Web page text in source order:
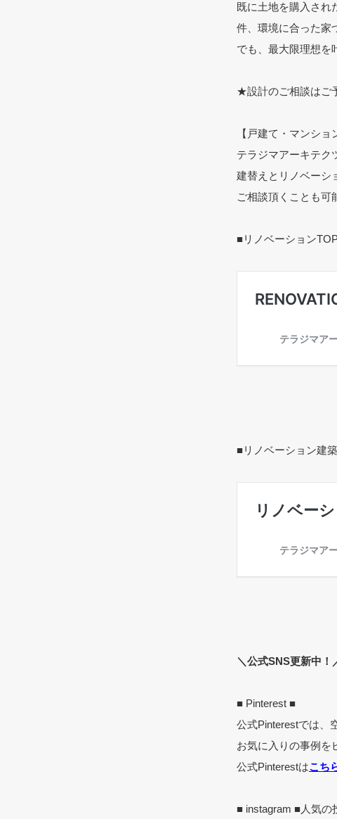
既に土地を購入され
件、環境に合った家
でも、最大限理想を
★設計のご相談はご
【戸建て・マンショ
テラジマアーキテク
建替えとリノベーシ
ご相談頂くことも可
■リノベーション
■リノベーション建
＼公式SNS更新中！
■ Pinterest ■
公式Pinterestでは、
お気に入りの事例を
公式Pinterestはこち
■ instagram ■人気の